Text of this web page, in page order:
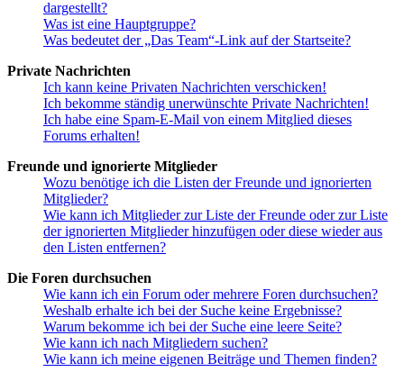
dargestellt?
Was ist eine Hauptgruppe?
Was bedeutet der „Das Team“-Link auf der Startseite?
Private Nachrichten
Ich kann keine Privaten Nachrichten verschicken!
Ich bekomme ständig unerwünschte Private Nachrichten!
Ich habe eine Spam-E-Mail von einem Mitglied dieses
Forums erhalten!
Freunde und ignorierte Mitglieder
Wozu benötige ich die Listen der Freunde und ignorierten
Mitglieder?
Wie kann ich Mitglieder zur Liste der Freunde oder zur Liste
der ignorierten Mitglieder hinzufügen oder diese wieder aus
den Listen entfernen?
Die Foren durchsuchen
Wie kann ich ein Forum oder mehrere Foren durchsuchen?
Weshalb erhalte ich bei der Suche keine Ergebnisse?
Warum bekomme ich bei der Suche eine leere Seite?
Wie kann ich nach Mitgliedern suchen?
Wie kann ich meine eigenen Beiträge und Themen finden?